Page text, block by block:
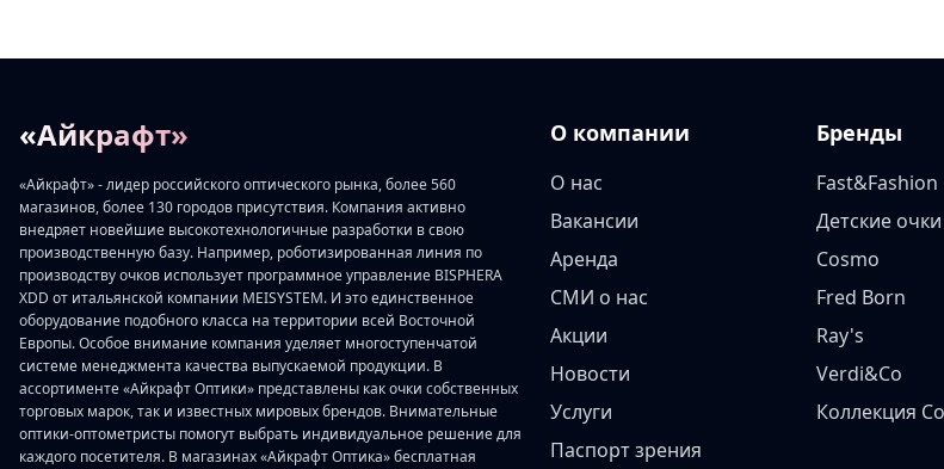
«Айкрафт»
«Айкрафт» - лидер российского оптического рынка, более 560
магазинов, более 130 городов присутствия. Компания активно
внедряет новейшие высокотехнологичные разработки в свою
производственную базу. Например, роботизированная линия по
производству очков использует программное управление BISPHERA
XDD от итальянской компании MEISYSTEM. И это единственное
оборудование подобного класса на территории всей Восточной
Европы. Особое внимание компания уделяет многоступенчатой
системе менеджмента качества выпускаемой продукции. В
ассортименте «Айкрафт Оптики» представлены как очки собственных
торговых марок, так и известных мировых брендов. Внимательные
оптики-оптометристы помогут выбрать индивидуальное решение для
каждого посетителя. В магазинах «Айкрафт Оптика» бесплатная
О компании
О нас
Вакансии
Аренда
СМИ о нас
Акции
Новости
Услуги
Паспорт зрения
Бренды
Fast&Fashion
Детские очки
Cosmo
Fred Born
Ray's
Verdi&Co
Коллекция